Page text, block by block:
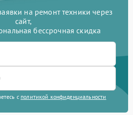
на ремонт техники через
сайт,
бессрочная скидка
с политикой конфиденциальности